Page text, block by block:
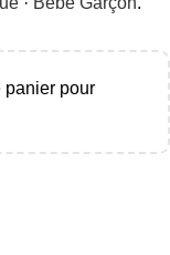
panier pour